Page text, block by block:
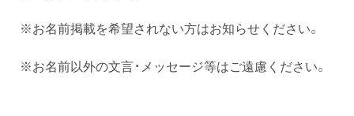
※お名前掲載を希望されない方はお知らせください。
※お名前以外の文言・メッセージ等はご遠慮ください。